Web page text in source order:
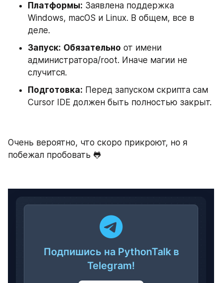
Платформы: Заявлена поддержка
Windows, macOS и Linux. В общем, все в
деле.
Запуск: Обязательно от имени
администратора/root. Иначе магии не
случится.
Подготовка: Перед запуском скрипта сам
Cursor IDE должен быть полностью закрыт.
Очень вероятно, что скоро прикроют, но я
побежал пробовать 🐸